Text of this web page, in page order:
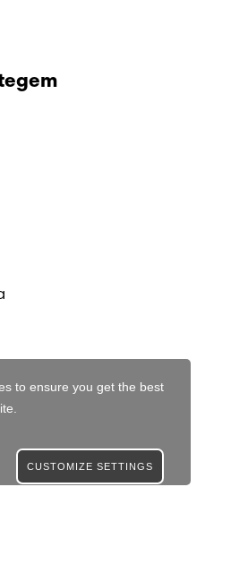
to ensure you get the best
CUSTOMIZE SETTINGS